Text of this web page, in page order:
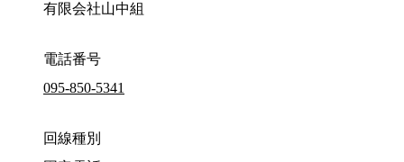
有限会社山中組
電話番号
095-850-5341
回線種別